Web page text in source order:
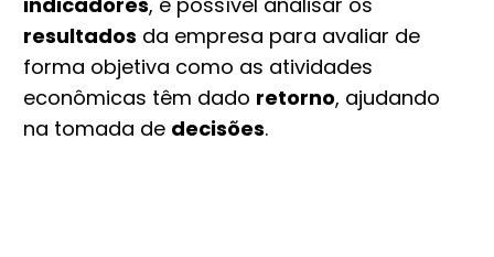
resultados da empresa para avaliar de
forma objetiva como as atividades
econômicas têm dado retorno, ajudando
na tomada de decisões.